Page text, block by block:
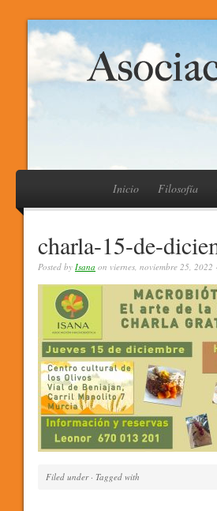
Inicio Filosofía
charla-15-de-
Posted by Isana on viernes, noviembre 25, 2022 ·
Filed under · Tagged with